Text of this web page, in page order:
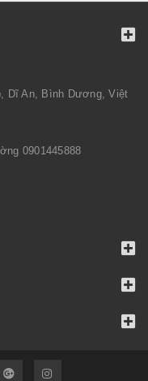
Dĩ An, Bình Dương, Việt
0901445888